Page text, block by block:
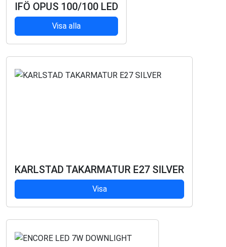
IFÖ OPUS 100/100 LED
Visa alla
KARLSTAD TAKARMATUR E27 SILVER
Visa